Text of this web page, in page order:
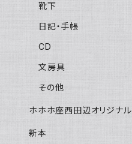
靴下
日記・手帳
CD
文房具
その他
ホホホ座西田辺オリジナル
新本